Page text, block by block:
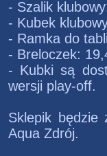
- Szalik
- Kubek
- Ramka do
- Breloczek:
- Kubki są
wersji play-off.
Sklepik będzie
Aqua Zdrój.